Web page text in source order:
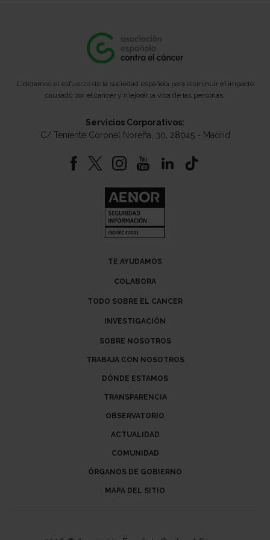
Lideramos el esfuerzo de la sociedad española para disminuir el impacto
causado por el cáncer y mejorar la vida de las personas.
Servicios Corporativos:
C/ Teniente Coronel Noreña, 30, 28045 - Madrid
TE AYUDAMOS
COLABORA
TODO SOBRE EL CANCER
INVESTIGACIÓN
SOBRE NOSOTROS
TRABAJA CON NOSOTROS
DÓNDE ESTAMOS
TRANSPARENCIA
OBSERVATORIO
ACTUALIDAD
COMUNIDAD
ÓRGANOS DE GOBIERNO
MAPA DEL SITIO